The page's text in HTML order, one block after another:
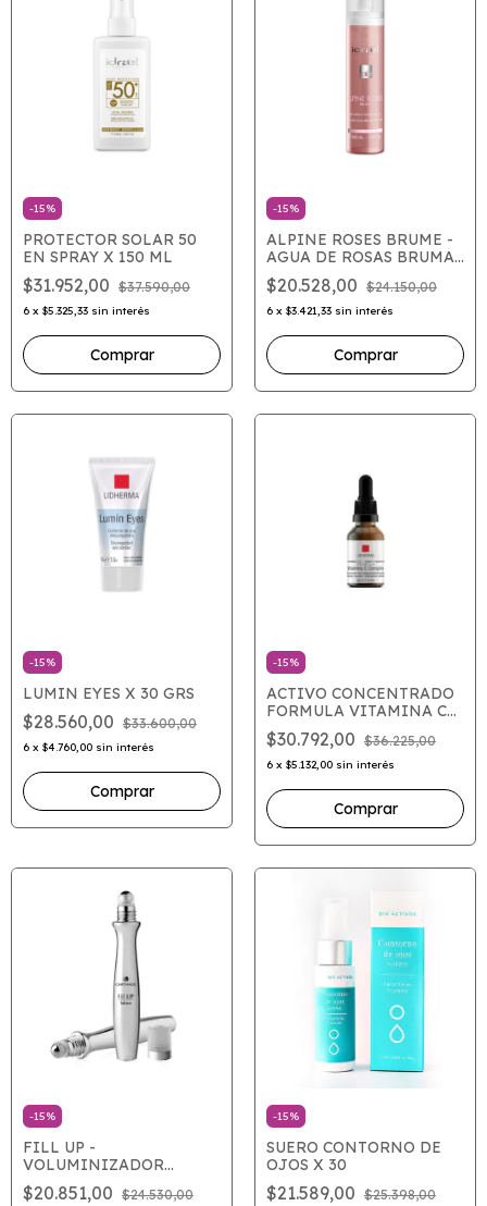
-15%
PROTECTOR SOLAR 50
EN SPRAY X 150 ML
$31.952,00 $37.590,00
6 x $5.325,33 sin interés
-15%
ALPINE ROSES BRUME -
AGUA DE ROSAS BRUMA
ANTI-EDAD X 100 ML
$20.528,00 $24.150,00
6 x $3.421,33 sin interés
-15%
LUMIN EYES X 30 GRS
$28.560,00 $33.600,00
6 x $4.760,00 sin interés
-15%
ACTIVO CONCENTRADO
FORMULA VITAMINA C
COMPLEX X 30 ML
$30.792,00 $36.225,00
6 x $5.132,00 sin interés
-15%
FILL UP -
VOLUMINIZADOR
LABIAL X 15
$20.851,00 $24.530,00
-15%
SUERO CONTORNO DE
OJOS X 30
$21.589,00 $25.398,00